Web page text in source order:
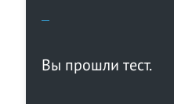
Вы прошли тест.